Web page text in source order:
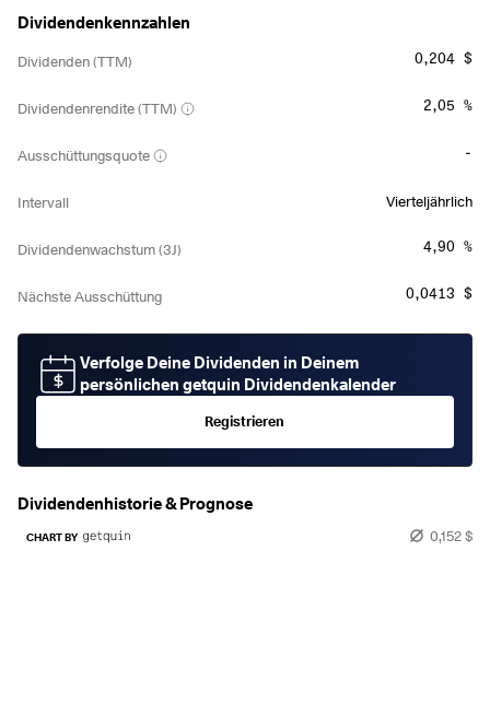
Dividendenkennzahlen
Dividenden (TTM) 0,204 $
Dividendenrendite (TTM) 2,05 %
Ausschüttungsquote -
Intervall Vierteljährlich
Dividendenwachstum (3J) 4,90 %
Nächste Ausschüttung 0,0413 $
Verfolge Deine Dividenden in Deinem
persönlichen getquin Dividendenkalender
Registrieren
Dividendenhistorie & Prognose
0,152 $
CHART BY